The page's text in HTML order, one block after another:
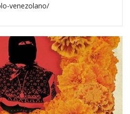
venezolano/